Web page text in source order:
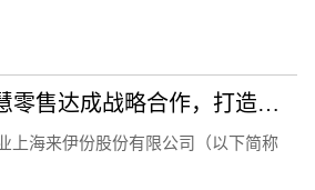
来伊份与腾讯智慧零售达成战略合作，打造零售业数字化新标杆
上海来伊份股份有限公司（以下简称